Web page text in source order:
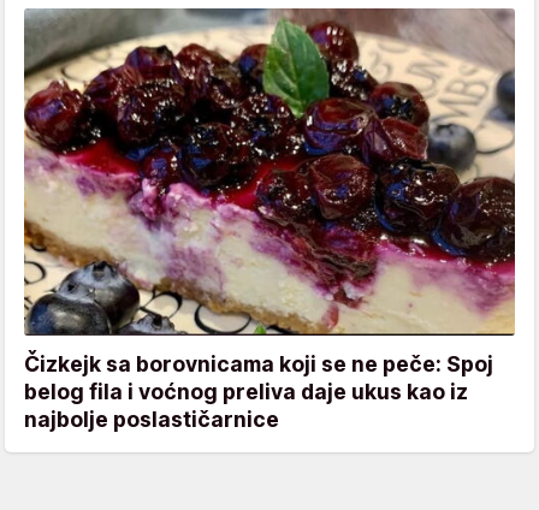
Čizkejk sa borovnicama koji se ne peče: Spoj
belog fila i voćnog preliva daje ukus kao iz
najbolje poslastičarnice